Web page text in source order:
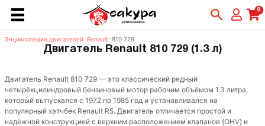
0
Энциклопедия двигателей/ Renault /810 729
Двигатель Renault 810 729 (1.3 л)
Двигатель Renault 810 729 — это классический рядный
четырёхцилиндровый бензиновый мотор рабочим объёмом 1.3 литра,
который выпускался с 1972 по 1985 год и устанавливался на
популярный хэтчбек Renault R5. Двигатель отличается простой и
надёжной конструкцией с верхним расположением клапанов (OHV) и